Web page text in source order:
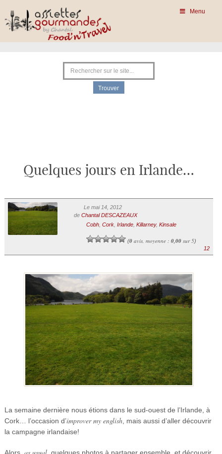
Menu
Quelques jours en Irlande…
Le mai 14, 2012
de Chantal DESCAZEAUX
Cobh, Cork, Irlande, Killarney, Kinsale
(0avis, moyenne : 0,00sur 5)
12
La semaine dernière nous étions dans le sud-ouest de l’Irlande, à
Cork… l’occasion d’improver my english, mais aussi d’aller découvrir
la campagne irlandaise!
Alors, as usual, quelques photos à partager ensemble, et découvrir